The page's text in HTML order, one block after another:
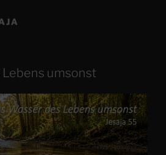
Lebens umsonst